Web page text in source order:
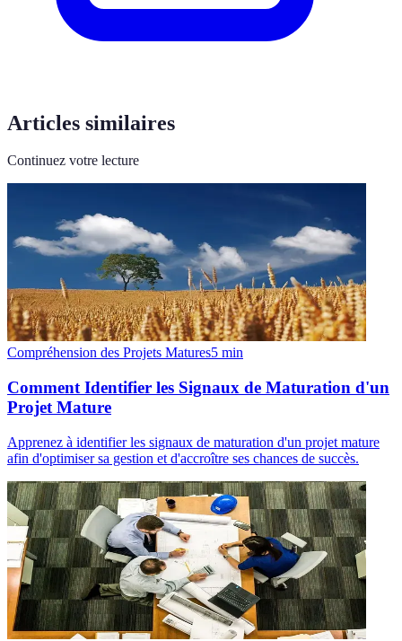
Articles similaires
Continuez votre lecture
Compréhension des Projets Matures5 min
Comment Identifier les Signaux de Maturation d'un
Projet Mature
Apprenez à identifier les signaux de maturation d'un projet mature
afin d'optimiser sa gestion et d'accroître ses chances de succès.